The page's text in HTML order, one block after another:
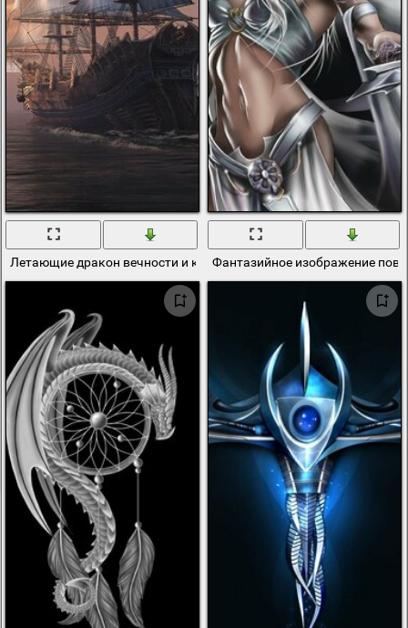
Летающие дракон вечности и корабль в мореФантазийное изображение